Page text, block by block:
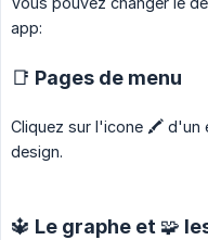
app:
📑 Pages de menu
Cliquez sur l'icone 🖍 d'un
design.
🔱 Le graphe et 🧩